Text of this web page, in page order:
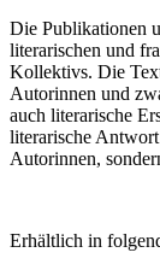
Die Publikationen
literarischen und
Kollektivs. Die
Autorinnen und
auch literarische
literarische
Autorinnen,
Erhältlich in